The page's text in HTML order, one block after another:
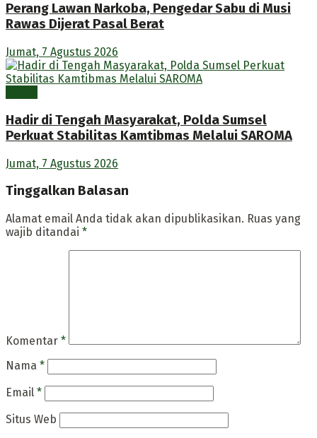
Perang Lawan Narkoba, Pengedar Sabu di Musi
Rawas Dijerat Pasal Berat
Jumat, 7 Agustus 2026
Hadir di Tengah Masyarakat, Polda Sumsel
Perkuat Stabilitas Kamtibmas Melalui SAROMA
Jumat, 7 Agustus 2026
Tinggalkan Balasan
Alamat email Anda tidak akan dipublikasikan. Ruas yang
wajib ditandai *
Komentar *
Nama *
Email *
Situs Web